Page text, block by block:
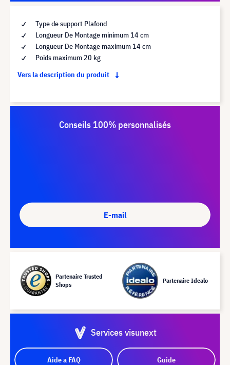
Type de support Plafond
Longueur De Montage minimum 14 cm
Longueur De Montage maximum 14 cm
Poids maximum 20 kg
Vers la description du produit
Conseils 100% personnalisés
E-mail
Partenaire Trusted
Shops
Partenaire Idealo
Services visunext
Aide a FAQ Guide